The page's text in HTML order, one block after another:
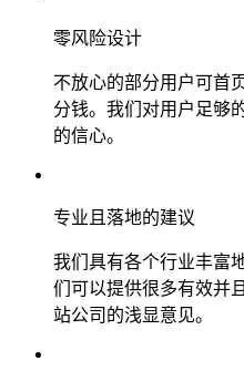
零风险设计
不放心的部分用户可首
分钱。我们对用户足够
的信心。
专业且落地的建议
我们具有各个行业丰富
们可以提供很多有效并
站公司的浅显意见。